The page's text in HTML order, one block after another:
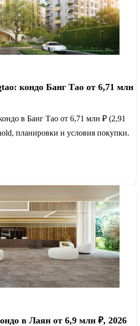
кондо Банг Тао от 6,71 млн
в Банг Тао от 6,71 млн ₽ (2,91
планировки и условия покупки.
в Лаян от 6,9 млн ₽, 2026